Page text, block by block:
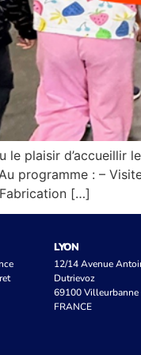
plaisir d’accueillir
Au programme : –
[…]
LYON
12/14 Avenue
Dutrievoz
69100 Villeurbanne
FRANCE